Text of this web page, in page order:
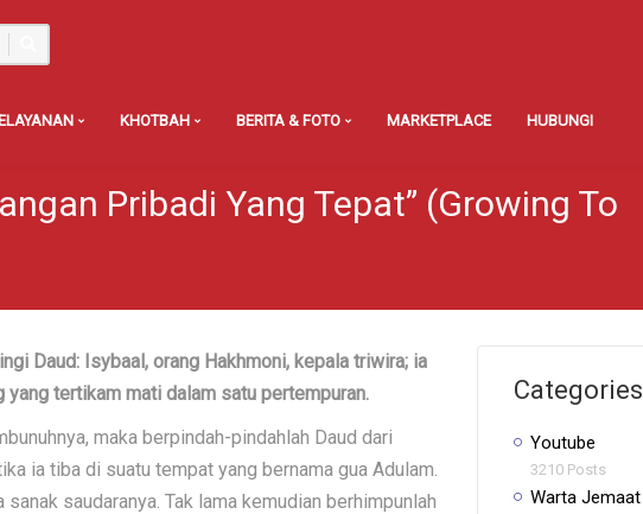
KHOTBAH BERITA & FOTO MARKETPLACE HUBUNGI
Pribadi Yang Tepat” (Growing To
Daud: Isybaal, orang Hakhmoni, kepala triwira; ia
tertikam mati dalam satu pertempuran.
maka berpindah-pindahlah Daud dari
ia tiba di suatu tempat yang bernama gua Adulam.
saudaranya. Tak lama kemudian berhimpunlah
Categories
Youtube
3210 Posts
Warta Jemaat